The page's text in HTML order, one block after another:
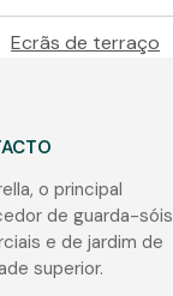
Ecrãs de terraço
o principal
de guarda-sóis
e de jardim de
superior.